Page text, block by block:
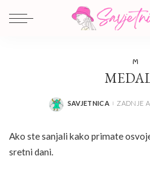
M
POSTED
SAVJETNICA ZADNJE
Ako ste sanjali kako primate
sretni dani.